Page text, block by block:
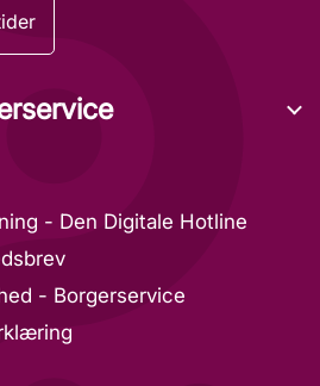
- Den Digitale Hotline
- Borgerservice